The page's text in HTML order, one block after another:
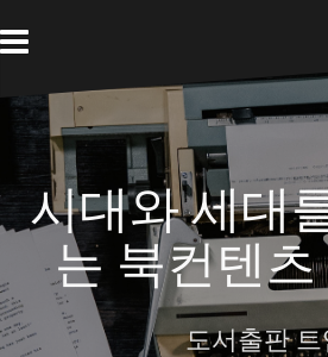
to
content
시대와 세대
는 북컨텐
도서출판